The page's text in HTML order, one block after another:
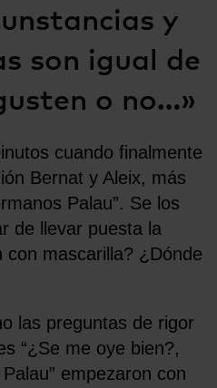
y
son igual de
o no…»
cuando finalmente
Bernat y Aleix, más
Palau”. Se los
de llevar puesta la
con mascarilla? ¿Dónde
las preguntas de rigor
“¿Se me oye bien?,
empezaron con